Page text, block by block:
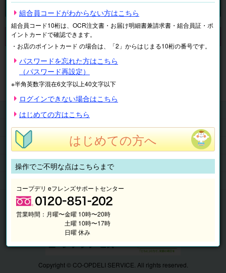
申し訳ございません。 現在、該当商品は、お取扱いしておりません。
マイページ 注文履歴
抽選結果
請求内容
チケット
くらしのサービス
このサイトの使い方
マイページ
Copyright © CO-OPDELI SERVICE. All rights reserved.
組合員コードがわからない方はこちら
組合員コード10桁は、OCR注文書・お届け明細書兼請求書・組合員証・ポ
イントカードで確認できます。
・お店のポイントカード の場合は、「2」からはじまる10桁の番号です。
パスワードを忘れた方はこちら
（パスワード再設定）
※半角英数字混在6文字以上40文字以下
ログインできない場合はこちら
はじめての方はこちら
はじめての方へ
操作でご不明な点はこちらまで
コープデリ eフレンズサポートセンター
営業時間： 月曜〜金曜 10時〜20時
土曜 10時〜17時
日曜 休み